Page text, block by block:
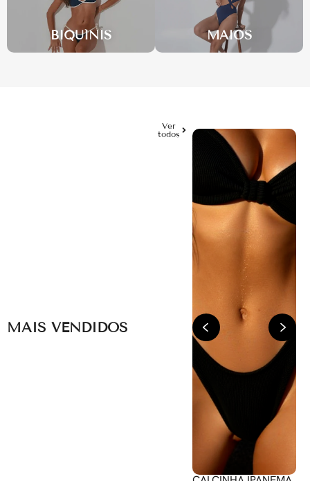
BIQUÍNIS MAIÔS
MAIS VENDIDOS
Ver
todos